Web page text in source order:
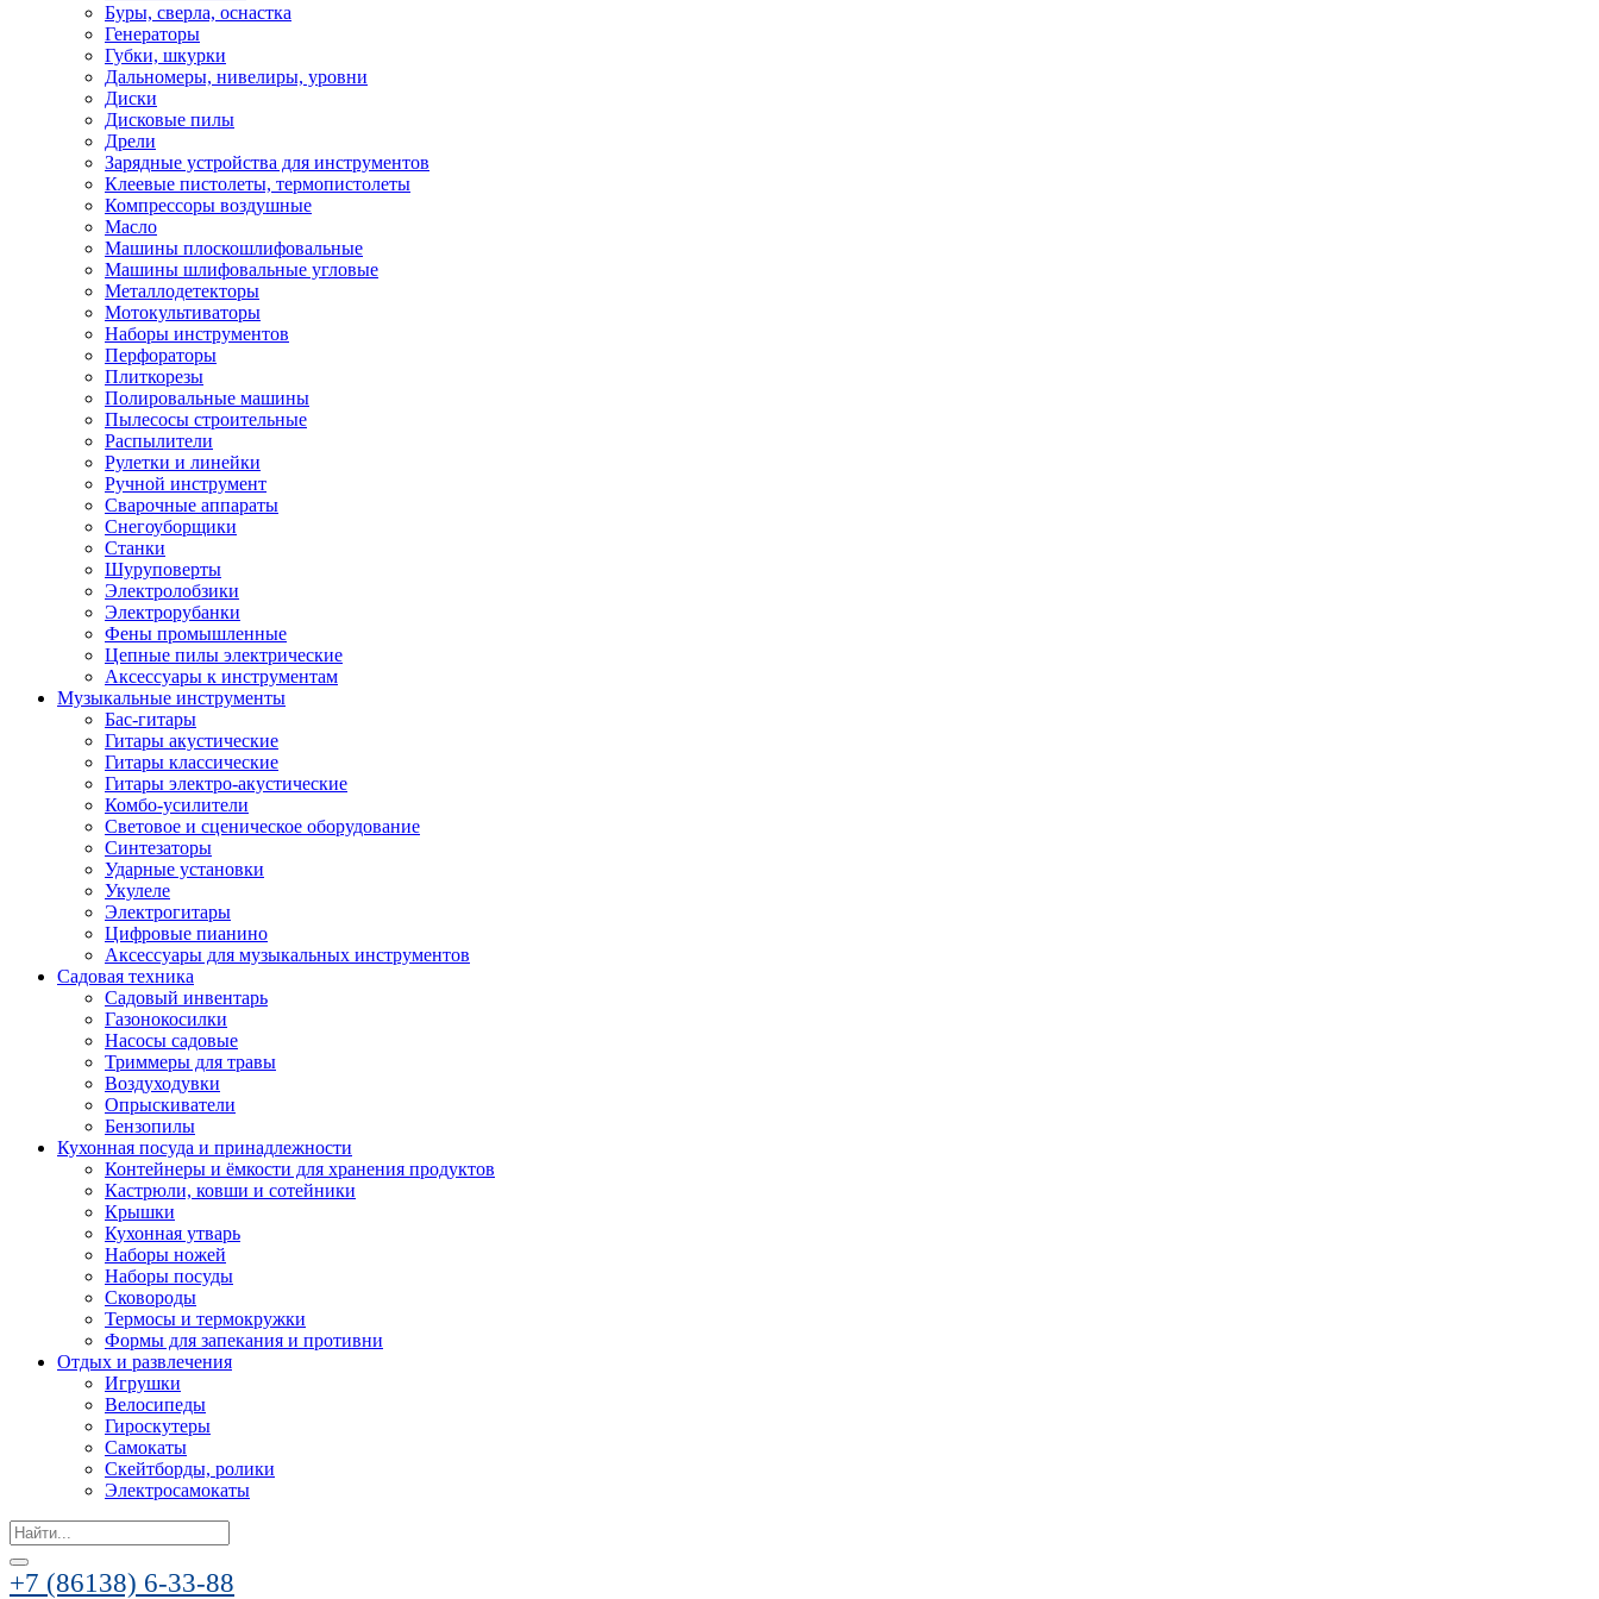
Буры, сверла, оснастка
Генераторы
Губки, шкурки
Дальномеры, нивелиры, уровни
Диски
Дисковые пилы
Дрели
Зарядные устройства для инструментов
Клеевые пистолеты, термопистолеты
Компрессоры воздушные
Масло
Машины плоскошлифовальные
Машины шлифовальные угловые
Металлодетекторы
Мотокультиваторы
Наборы инструментов
Перфораторы
Плиткорезы
Полировальные машины
Пылесосы строительные
Распылители
Рулетки и линейки
Ручной инструмент
Сварочные аппараты
Снегоуборщики
Станки
Шуруповерты
Электролобзики
Электрорубанки
Фены промышленные
Цепные пилы электрические
Аксессуары к инструментам
Музыкальные инструменты
Бас-гитары
Гитары акустические
Гитары классические
Гитары электро-акустические
Комбо-усилители
Световое и сценическое оборудование
Синтезаторы
Ударные установки
Укулеле
Электрогитары
Цифровые пианино
Аксессуары для музыкальных инструментов
Садовая техника
Садовый инвентарь
Газонокосилки
Насосы садовые
Триммеры для травы
Воздуходувки
Опрыскиватели
Бензопилы
Кухонная посуда и принадлежности
Контейнеры и ёмкости для хранения продуктов
Кастрюли, ковши и сотейники
Крышки
Кухонная утварь
Наборы ножей
Наборы посуды
Сковороды
Термосы и термокружки
Формы для запекания и противни
Отдых и развлечения
Игрушки
Велосипеды
Гироскутеры
Самокаты
Скейтборды, ролики
Электросамокаты
Search
for:
+7 (86138) 6-33-88